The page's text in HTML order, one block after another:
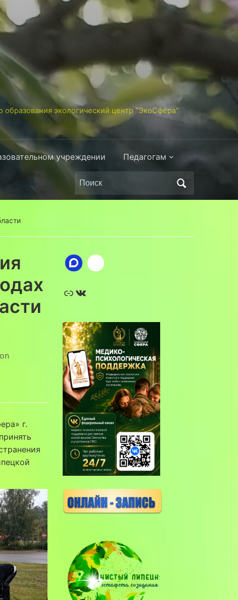
экологический центр "ЭкоСфера"
учреждении Педагогам
Поиск
по:
on
г.
Ссылка